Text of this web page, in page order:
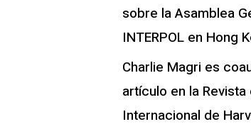
sobre la Asamblea
INTERPOL en Hong
Charlie Magri es
artículo en la
Internacional de